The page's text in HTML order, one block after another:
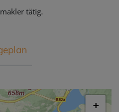
tätig.
+